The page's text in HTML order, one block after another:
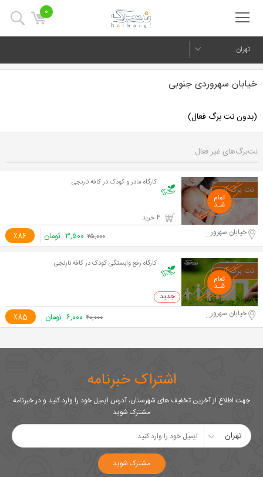
0
تهران
خیابان سهروردی جنوبی
(بدون نت برگ فعال)
نت‌برگ‌های غیر فعال
کارگاه مادر و کودک در کافه نارنجی
٪86 خیابان سهروردی جنوبی ۲۵,۰۰۰ ۳,۵۰۰ تومان
کارگاه رفع وابستگی کودک در کافه نارنجی
0 خرید
٪85 خیابان سهروردی جنوبی ۴۰,۰۰۰ ۶,۰۰۰ تومان
اشتراک خبرنامه
جهت اطلاع از آخرین تخفیف های شهرستان، آدرس ایمیل خود را وارد کنید و در خبرنامه
مشترک شوید
تهران
مشترک شوید